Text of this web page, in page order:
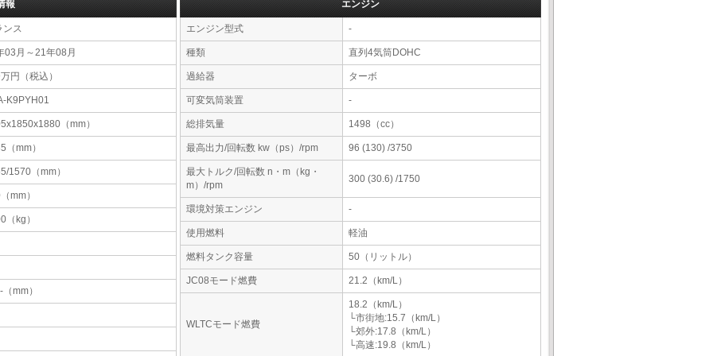
報
ンス
03月～21年08月
円（税込）
K9PYH01
（mm）
（mm）
1570（mm）
mm）
（kg）
mm）
エンジン
エンジン型式 -
種類 直列4気筒DOHC
過給器 ターボ
可変気筒装置 -
総排気量 1498（cc）
最高出力/回転数 kw（ps）/rpm 96 (130) /3750
最大トルク/回転数 n・m（kg・
m）/rpm
300 (30.6) /1750
環境対策エンジン -
使用燃料 軽油
燃料タンク容量 50（リットル）
JC08モード燃費 21.2（km/L）
WLTCモード燃費
18.2（km/L）
└市街地:15.7（km/L）
└郊外:17.8（km/L）
└高速:19.8（km/L）